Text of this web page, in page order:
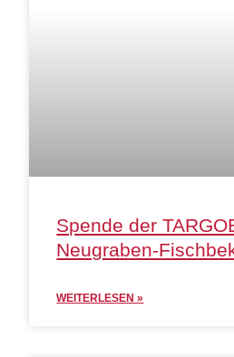
Spende der
Neugraben-
WEITERLESEN »